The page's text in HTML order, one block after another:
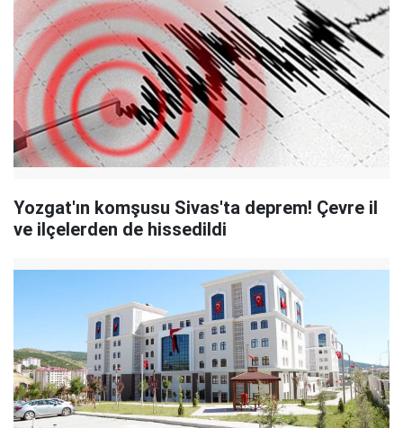
Yozgat'ın komşusu Sivas'ta deprem! Çevre il
ve ilçelerden de hissedildi